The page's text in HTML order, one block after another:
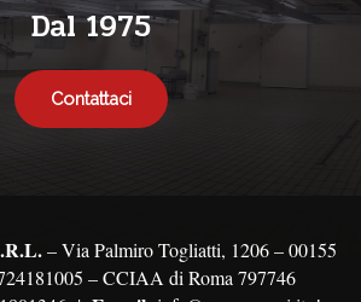
Dal 1975
Contattaci
– Via Palmiro Togliatti, 1206 – 00155
– CCIAA di Roma 797746